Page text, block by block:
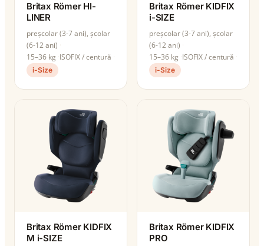
Britax Römer HI-
LINER
preșcolar (3-7 ani), școlar
(6-12 ani)
15–36 kg ISOFIX / centură
i-Size
Britax Römer KIDFIX
i-SIZE
preșcolar (3-7 ani), școlar
(6-12 ani)
15–36 kg ISOFIX / centură
i-Size
Britax Römer KIDFIX
M i-SIZE
Britax Römer KIDFIX
PRO